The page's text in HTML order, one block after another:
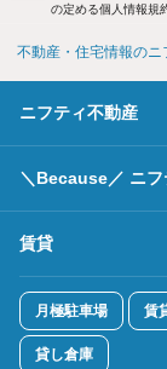
の定める個人情報規
不動産・住宅情報のニ
ニフティ不動産
＼Because／ ニフ
賃貸
月極駐車場 賃
貸し倉庫